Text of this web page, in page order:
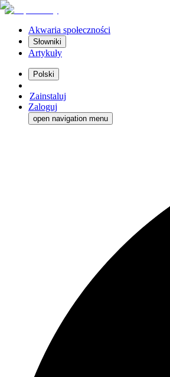
Akwaria społeczności
Słowniki
Artykuły
Polski
Zainstaluj
Zaloguj
open navigation menu